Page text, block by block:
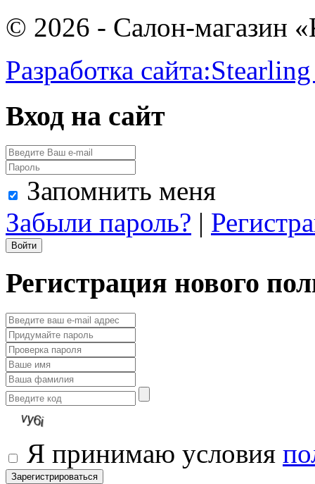
© 2026 - Салон-магазин
Разработка сайта:
Вход на сайт
Запомнить меня
Забыли пароль? |
Регистрация нового
Я принимаю условия